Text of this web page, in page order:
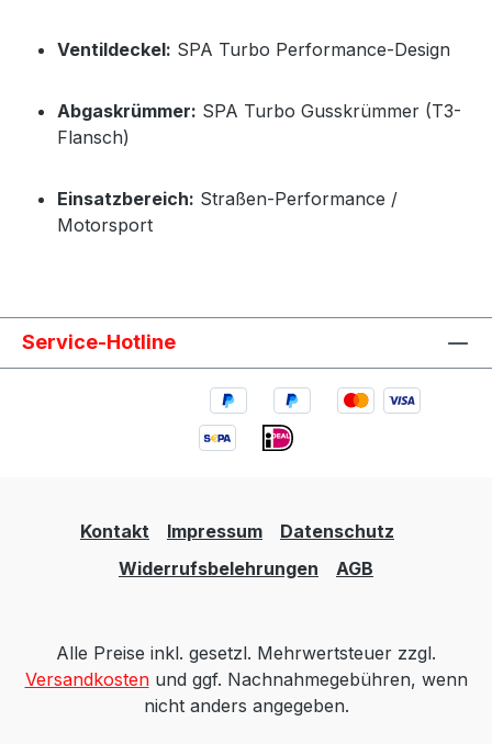
Ventildeckel: SPA Turbo Performance-Design
Abgaskrümmer: SPA Turbo Gusskrümmer (T3-
Flansch)
Einsatzbereich: Straßen-Performance /
Motorsport
Service-Hotline
Kontakt Impressum
Datenschutz
Widerrufsbelehrungen
AGB
Alle Preise inkl. gesetzl. Mehrwertsteuer zzgl.
Versandkostenund ggf. Nachnahmegebühren, wenn
nicht anders angegeben.